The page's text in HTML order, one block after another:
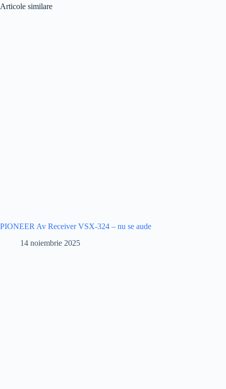
Articole similare
PIONEER Av Receiver VSX-324 – nu se aude
14 noiembrie 2025